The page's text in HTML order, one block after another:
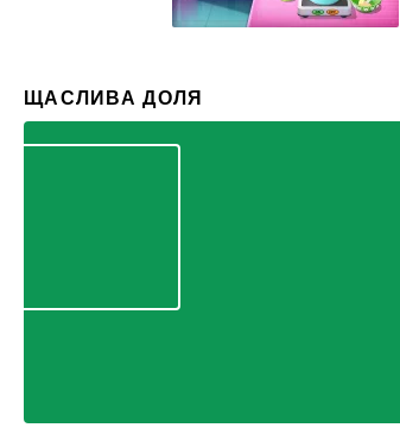
ЩАСЛИВА ДОЛЯ